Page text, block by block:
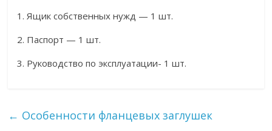
1. Ящик собственных нужд — 1 шт.
2. Паспорт — 1 шт.
3. Руководство по эксплуатации- 1 шт.
← Особенности фланцевых заглушек